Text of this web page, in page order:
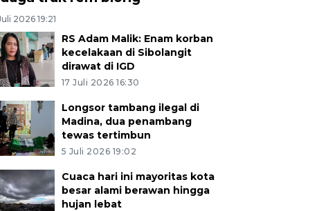
2026 19:21
RS Adam Malik: Enam korban
kecelakaan di Sibolangit
dirawat di IGD
17 Juli 2026 16:30
Longsor tambang ilegal di
Madina, dua penambang
tewas tertimbun
5 Juli 2026 19:02
Cuaca hari ini mayoritas kota
besar alami berawan hingga
hujan lebat